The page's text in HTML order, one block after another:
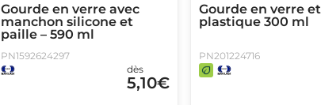
Gourde en verre avec
manchon silicone et
paille – 590 ml
PN1592624297
dès
5,10€
Gourde en verre et
plastique 300 ml
PN201224716